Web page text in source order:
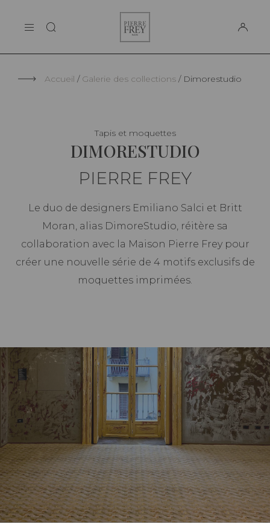
LA MAISON
Frey
Accueil Galerie des collections Dimorestudio
Tapis et moquettes
DIMORESTUDIO
PIERRE FREY
Le duo de designers Emiliano Salci et Britt
Moran, alias DimoreStudio, réitère sa
collaboration avec la Maison Pierre Frey pour
créer une nouvelle série de 4 motifs exclusifs de
moquettes imprimées.